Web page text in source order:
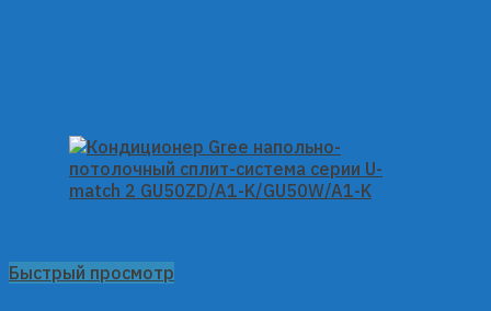
Быстрый просмотр